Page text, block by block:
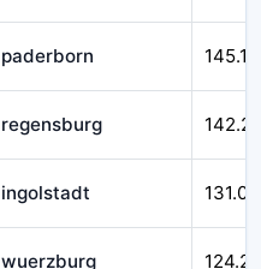
paderborn
regensburg
ingolstadt
wuerzburg